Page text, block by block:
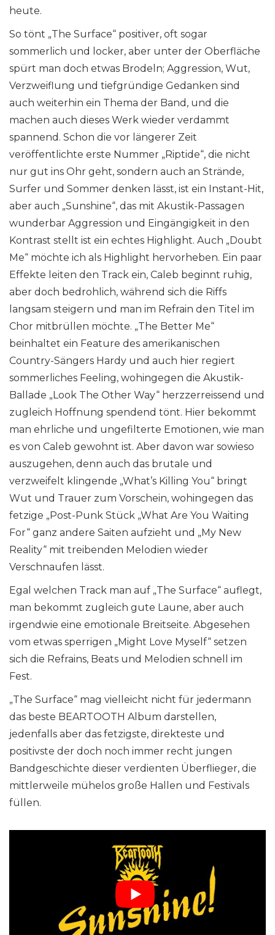
heute.
So tönt „The Surface“ positiver, oft sogar
sommerlich und locker, aber unter der Oberfläche
spürt man doch etwas Brodeln; Aggression, Wut,
Verzweiflung und tiefgründige Gedanken sind
auch weiterhin ein Thema der Band, und die
machen auch dieses Werk wieder verdammt
spannend. Schon die vor längerer Zeit
veröffentlichte erste Nummer „Riptide“, die nicht
nur gut ins Ohr geht, sondern auch an Strände,
Surfer und Sommer denken lässt, ist ein Instant-Hit,
aber auch „Sunshine“, das mit Akustik-Passagen
wunderbar Aggression und Eingängigkeit in den
Kontrast stellt ist ein echtes Highlight. Auch „Doubt
Me“ möchte ich als Highlight hervorheben. Ein paar
Effekte leiten den Track ein, Caleb beginnt ruhig,
aber doch bedrohlich, während sich die Riffs
langsam steigern und man im Refrain den Titel im
Chor mitbrüllen möchte. „The Better Me“
beinhaltet ein Feature des amerikanischen
Country-Sängers Hardy und auch hier regiert
sommerliches Feeling, wohingegen die Akustik-
Ballade „Look The Other Way“ herzzerreissend und
zugleich Hoffnung spendend tönt. Hier bekommt
man ehrliche und ungefilterte Emotionen, wie man
es von Caleb gewohnt ist. Aber davon war sowieso
auszugehen, denn auch das brutale und
verzweifelt klingende „What’s Killing You“ bringt
Wut und Trauer zum Vorschein, wohingegen das
fetzige „Post-Punk Stück „What Are You Waiting
For“ ganz andere Saiten aufzieht und „My New
Reality“ mit treibenden Melodien wieder
Verschnaufen lässt.
Egal welchen Track man auf „The Surface“ auflegt,
man bekommt zugleich gute Laune, aber auch
irgendwie eine emotionale Breitseite. Abgesehen
vom etwas sperrigen „Might Love Myself“ setzen
sich die Refrains, Beats und Melodien schnell im
Fest.
„The Surface“ mag vielleicht nicht für jedermann
das beste BEARTOOTH Album darstellen,
jedenfalls aber das fetzigste, direkteste und
positivste der doch noch immer recht jungen
Bandgeschichte dieser verdienten Überflieger, die
mittlerweile mühelos große Hallen und Festivals
füllen.